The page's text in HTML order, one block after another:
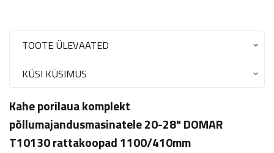
TOOTE ÜLEVAATED
KÜSI KÜSIMUS
Kahe porilaua komplekt
põllumajandusmasinatele 20-28" DOMAR
T10130 rattakoopad 1100/410mm